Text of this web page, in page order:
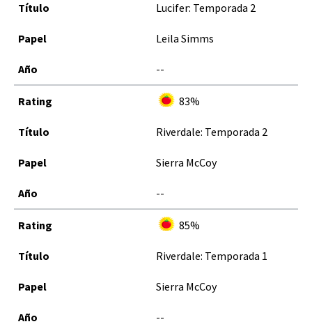
Lucifer: Temporada 2
Leila Simms
--
83%
Riverdale: Temporada 2
Sierra McCoy
--
85%
Riverdale: Temporada 1
Sierra McCoy
--